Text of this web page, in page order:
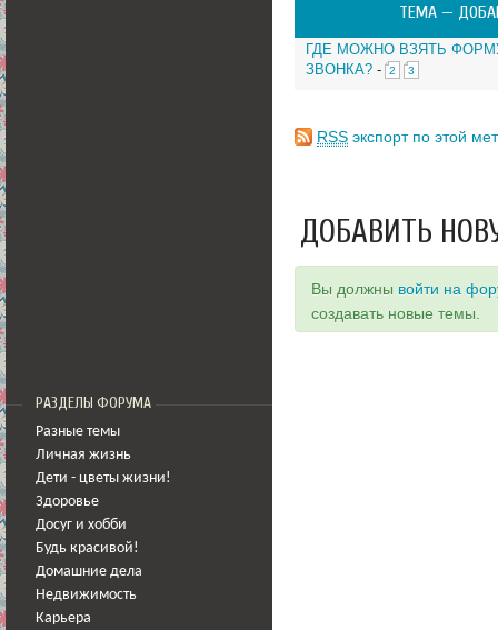
РАЗДЕЛЫ ФОРУМА
Разные темы
Личная жизнь
Дети - цветы жизни!
Здоровье
Досуг и хобби
Будь красивой!
Домашние дела
Недвижимость
Карьера
ТЕМА —
ГДЕ МОЖНО ВЗЯТЬ
ЗВОНКА? - 2 3
RSS экспорт по этой
ДОБАВИТЬ
Вы должны войти на
создавать новые темы.